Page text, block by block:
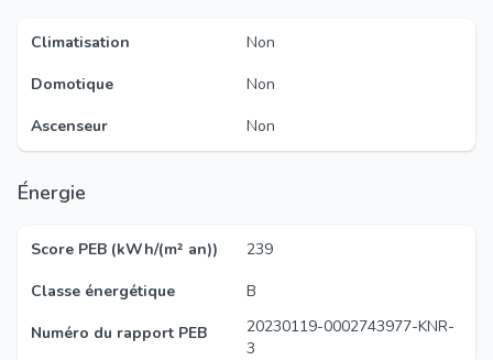
Climatisation
Non
Domotique
Non
Ascenseur
Non
Énergie
Score PEB (kWh/(m² an))
239
Classe énergétique
B
Numéro du rapport PEB
20230119-0002743977-KNR-
3